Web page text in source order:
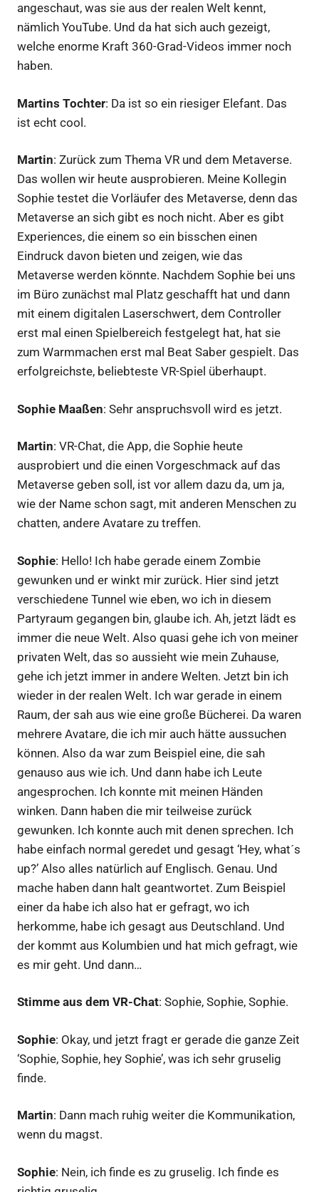
angeschaut, was sie aus der realen Welt kennt,
nämlich YouTube. Und da hat sich auch gezeigt,
welche enorme Kraft 360-Grad-Videos immer noch
haben.
Martins Tochter: Da ist so ein riesiger Elefant. Das
ist echt cool.
Martin: Zurück zum Thema VR und dem Metaverse.
Das wollen wir heute ausprobieren. Meine Kollegin
Sophie testet die Vorläufer des Metaverse, denn das
Metaverse an sich gibt es noch nicht. Aber es gibt
Experiences, die einem so ein bisschen einen
Eindruck davon bieten und zeigen, wie das
Metaverse werden könnte. Nachdem Sophie bei uns
im Büro zunächst mal Platz geschafft hat und dann
mit einem digitalen Laserschwert, dem Controller
erst mal einen Spielbereich festgelegt hat, hat sie
zum Warmmachen erst mal Beat Saber gespielt. Das
erfolgreichste, beliebteste VR-Spiel überhaupt.
Sophie Maaßen: Sehr anspruchsvoll wird es jetzt.
Martin: VR-Chat, die App, die Sophie heute
ausprobiert und die einen Vorgeschmack auf das
Metaverse geben soll, ist vor allem dazu da, um ja,
wie der Name schon sagt, mit anderen Menschen zu
chatten, andere Avatare zu treffen.
Sophie: Hello! Ich habe gerade einem Zombie
gewunken und er winkt mir zurück. Hier sind jetzt
verschiedene Tunnel wie eben, wo ich in diesem
Partyraum gegangen bin, glaube ich. Ah, jetzt lädt es
immer die neue Welt. Also quasi gehe ich von meiner
privaten Welt, das so aussieht wie mein Zuhause,
gehe ich jetzt immer in andere Welten. Jetzt bin ich
wieder in der realen Welt. Ich war gerade in einem
Raum, der sah aus wie eine große Bücherei. Da waren
mehrere Avatare, die ich mir auch hätte aussuchen
können. Also da war zum Beispiel eine, die sah
genauso aus wie ich. Und dann habe ich Leute
angesprochen. Ich konnte mit meinen Händen
winken. Dann haben die mir teilweise zurück
gewunken. Ich konnte auch mit denen sprechen. Ich
habe einfach normal geredet und gesagt ‘Hey, what´s
up?’ Also alles natürlich auf Englisch. Genau. Und
mache haben dann halt geantwortet. Zum Beispiel
einer da habe ich also hat er gefragt, wo ich
herkomme, habe ich gesagt aus Deutschland. Und
der kommt aus Kolumbien und hat mich gefragt, wie
es mir geht. Und dann…
Stimme aus dem VR-Chat: Sophie, Sophie, Sophie.
Sophie: Okay, und jetzt fragt er gerade die ganze Zeit
‘Sophie, Sophie, hey Sophie’, was ich sehr gruselig
finde.
Martin: Dann mach ruhig weiter die Kommunikation,
wenn du magst.
Sophie: Nein, ich finde es zu gruselig. Ich finde es